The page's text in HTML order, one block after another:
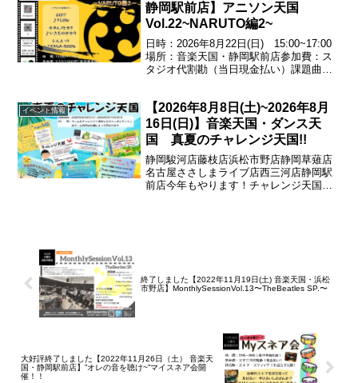
静岡駅前店】アニソン天国
Vol.22~NARUTO編2~
日時：2026年8月22日(日) 15:00~17:00
場所：音楽天国・静岡駅前店参加費：ス
タジオ代割勘（当日現金払い）課題曲
トリー受付中！お問い合わ...
イベント情報
【2026年8月8日(土)~2026年8月
16日(日)】音楽天国・ダンス天
国 真夏のチャレンジ天国!!
静岡駿河店藤枝店浜松市野店静岡草薙店
名古屋ささしまライブ店西三河店静岡駅
前店今年もやります！チャレンジ天国！
終了しました【2022年11月19日(土) 音楽天国・浜松
市野店】MonthlySessionVol.13〜TheBeatles SP.〜
大好評終了しました【2022年11月26日（土） 音楽天
国・静岡駅前店】”オレの音を聴け~”マイスネア会開
催！！